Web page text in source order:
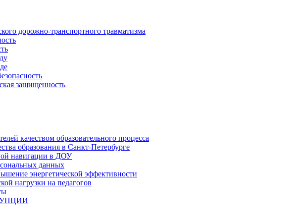
дорожно-транспортного травматизма
защищенность
качеством образовательного процесса
образования в Санкт-Петербурге
навигации в ДОУ
данных
энергетической эффективности
нагрузки на педагогов